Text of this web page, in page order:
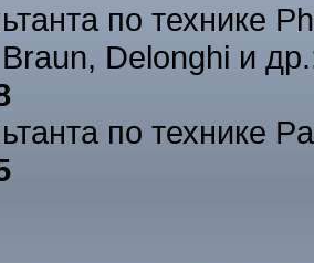
по технике
Delonghi и
по технике